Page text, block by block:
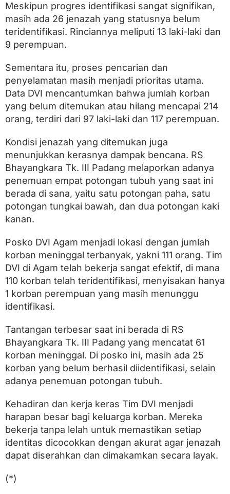
S
u
d
a
r
d
n
t
f
i
k
a
i
Meskipun progres identifikasi sangat signifikan,
masih ada 26 jenazah yang statusnya belum
teridentifikasi. Rinciannya meliputi 13 laki-laki dan
9 perempuan.
Sementara itu, proses pencarian dan
penyelamatan masih menjadi prioritas utama.
Data DVI mencantumkan bahwa jumlah korban
yang belum ditemukan atau hilang mencapai 214
orang, terdiri dari 97 laki-laki dan 117 perempuan.
Kondisi jenazah yang ditemukan juga
menunjukkan kerasnya dampak bencana. RS
Bhayangkara Tk. III Padang melaporkan adanya
penemuan empat potongan tubuh yang saat ini
berada di sana, yaitu satu potongan paha, satu
potongan tungkai bawah, dan dua potongan kaki
kanan.
Posko DVI Agam menjadi lokasi dengan jumlah
korban meninggal terbanyak, yakni 111 orang. Tim
DVI di Agam telah bekerja sangat efektif, di mana
110 korban telah teridentifikasi, menyisakan hanya
1 korban perempuan yang masih menunggu
identifikasi.
Tantangan terbesar saat ini berada di RS
Bhayangkara Tk. III Padang yang mencatat 61
korban meninggal. Di posko ini, masih ada 25
korban yang belum berhasil diidentifikasi, selain
adanya penemuan potongan tubuh.
Kehadiran dan kerja keras Tim DVI menjadi
harapan besar bagi keluarga korban. Mereka
bekerja tanpa lelah untuk memastikan setiap
identitas dicocokkan dengan akurat agar jenazah
dapat diserahkan dan dimakamkan secara layak.
(*)